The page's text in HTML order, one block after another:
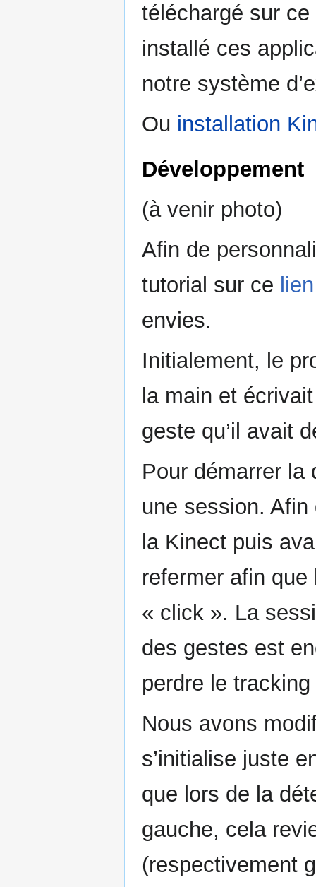
téléchargé sur ce
installé ces
notre système
Ou installation
Développement
(à venir photo)
Afin de
tutorial sur ce lien
envies.
Initialement, le
la main et
geste qu’il avait
Pour démarrer la
une session.
la Kinect puis
refermer afin
« click ». La
des gestes est
perdre le
Nous avons
s’initialise juste
que lors de la
gauche, cela
(respectivement